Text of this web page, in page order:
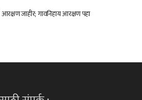
जाहीर; गावनिहाय आरक्षण पहा